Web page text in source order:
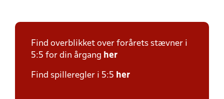
Find overblikket over forårets stævner i
5:5 for din årgang her
Find spilleregler i 5:5 her